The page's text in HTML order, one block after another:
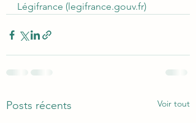
Légifrance (legifrance.gouv.fr)
Posts récents Voir tout